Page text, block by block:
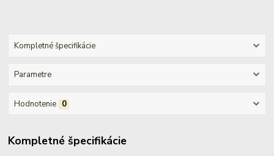
Kompletné špecifikácie
Parametre
Hodnotenie 0
Kompletné špecifikácie